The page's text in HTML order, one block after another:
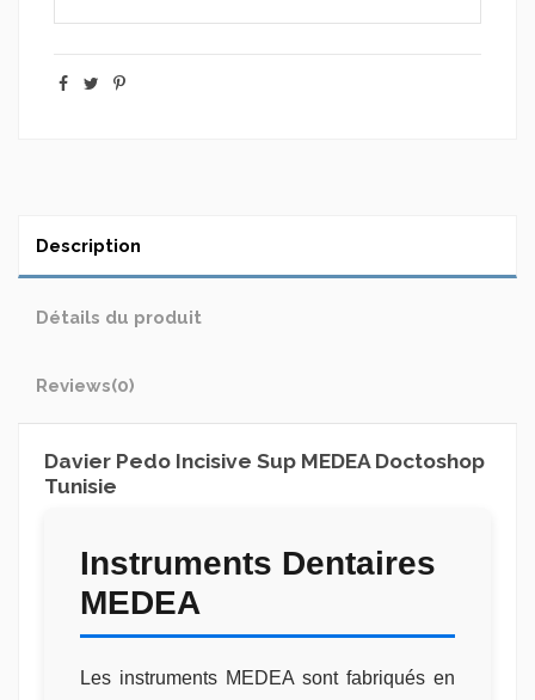
Description
Détails du produit
Reviews(0)
Davier Pedo Incisive Sup MEDEA Doctoshop
Tunisie
Instruments Dentaires
MEDEA
Les instruments MEDEA sont fabriqués en